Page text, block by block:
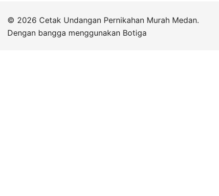
© 2026 Cetak Undangan Pernikahan Murah Medan.
Dengan bangga menggunakan Botiga